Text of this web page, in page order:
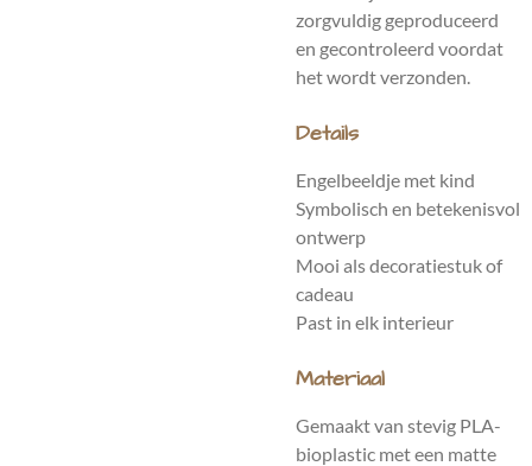
zorgvuldig geproduceerd
en gecontroleerd voordat
het wordt verzonden.
Details
Engelbeeldje met kind
Symbolisch en betekenisvol
ontwerp
Mooi als decoratiestuk of
cadeau
Past in elk interieur
Materiaal
Gemaakt van stevig PLA-
bioplastic met een matte